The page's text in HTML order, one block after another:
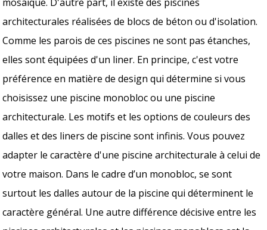
architecturales réalisées de blocs de béton ou d'isolation.
Comme les parois de ces piscines ne sont pas étanches,
elles sont équipées d'un liner. En principe, c'est votre
préférence en matière de design qui détermine si vous
choisissez une piscine monobloc ou une piscine
architecturale. Les motifs et les options de couleurs des
dalles et des liners de piscine sont infinis. Vous pouvez
adapter le caractère d'une piscine architecturale à celui de
votre maison. Dans le cadre d’un monobloc, se sont
surtout les dalles autour de la piscine qui déterminent le
caractère général. Une autre différence décisive entre les